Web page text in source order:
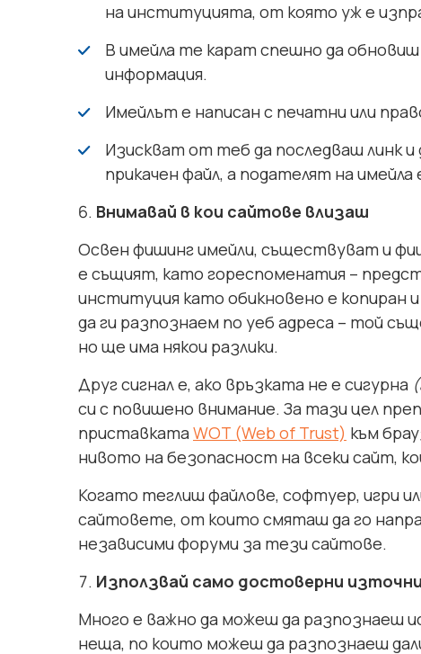
на институцията, от която уж е
В имейла те карат спешно да
информация.
Имейлът е написан с печатни или
Изискват от теб да последваш линк
прикачен файл, а подателят на
Внимавай в кои сайтове влизаш
Освен фишинг имейли, съществуват и
е същият, като гореспоменатия –
институция като обикновено е копиран
да ги разпознаем по уеб адреса – той
но ще има някои разлики.
Друг сигнал е, ако връзката не е сигурна
си с повишено внимание. За тази цел
приставката WOT (Web of Trust) към
нивото на безопасност на всеки сайт,
Когато теглиш файлове, софтуер, игри
сайтовете, от които смяташ да го
независими форуми за тези сайтове.
Използвай само достоверни
Много е важно да можеш да разпознаеш
неща, по които можеш да разпознаеш